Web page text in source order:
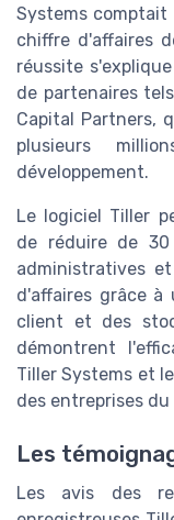
Systems
chiffre d'affaires
réussite
de partenaires
Capital Partners,
plusieurs
développement.
Le logiciel Tiller
de réduire de
administratives
d'affaires grâce à
client et des
démontrent
Tiller Systems et
des entreprises
Les
Les avis des